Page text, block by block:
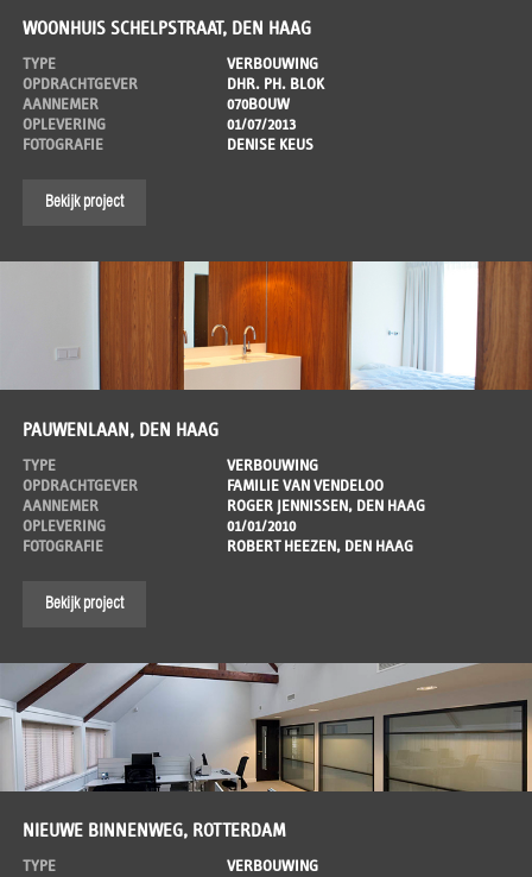
WOONHUIS SCHELPSTRAAT, DEN HAAG
TYPE
VERBOUWING
OPDRACHTGEVER
DHR. PH. BLOK
AANNEMER
070BOUW
OPLEVERING
01/07/2013
FOTOGRAFIE
DENISE KEUS
Bekijk project
PAUWENLAAN, DEN HAAG
TYPE
VERBOUWING
OPDRACHTGEVER
FAMILIE VAN VENDELOO
AANNEMER
ROGER JENNISSEN, DEN HAAG
OPLEVERING
01/01/2010
FOTOGRAFIE
ROBERT HEEZEN, DEN HAAG
Bekijk project
NIEUWE BINNENWEG, ROTTERDAM
TYPE
VERBOUWING